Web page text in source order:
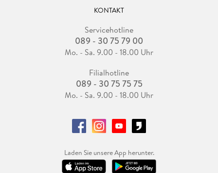
KONTAKT
Servicehotline
089 - 30 75 79 00
Mo. - Sa. 9.00 - 18.00 Uhr
Filialhotline
089 - 30 75 75 75
Mo. - Sa. 9.00 - 18.00 Uhr
Laden Sie unsere App herunter.